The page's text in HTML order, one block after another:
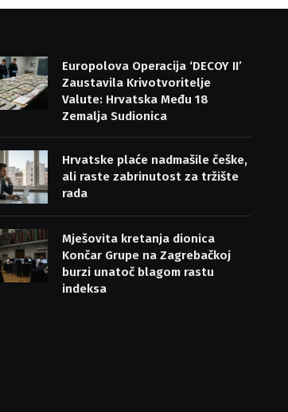
Europolova Operacija ‘DECOY II’
Zaustavila Krivotvoritelje
Valute: Hrvatska Među 18
Zemalja Sudionica
Hrvatske plaće nadmašile češke,
ali raste zabrinutost za tržište
rada
Mješovita kretanja dionica
Končar Grupe na Zagrebačkoj
burzi unatoč blagom rastu
indeksa